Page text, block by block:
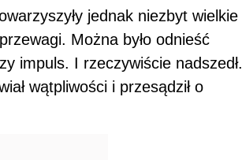
jednak niezbyt wielkie
Można było odnieść
impuls. I rzeczywiście nadszedł.
wątpliwości i przesądził o